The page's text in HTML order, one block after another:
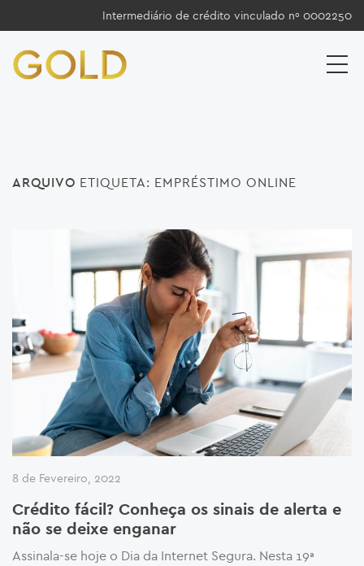
Intermediário de crédito vinculado nº 0002250
ARQUIVO ETIQUETA: EMPRÉSTIMO ONLINE
8 de Fevereiro, 2022
Crédito fácil? Conheça os sinais de alerta e
não se deixe enganar
Assinala-se hoje o Dia da Internet Segura. Nesta 19ª